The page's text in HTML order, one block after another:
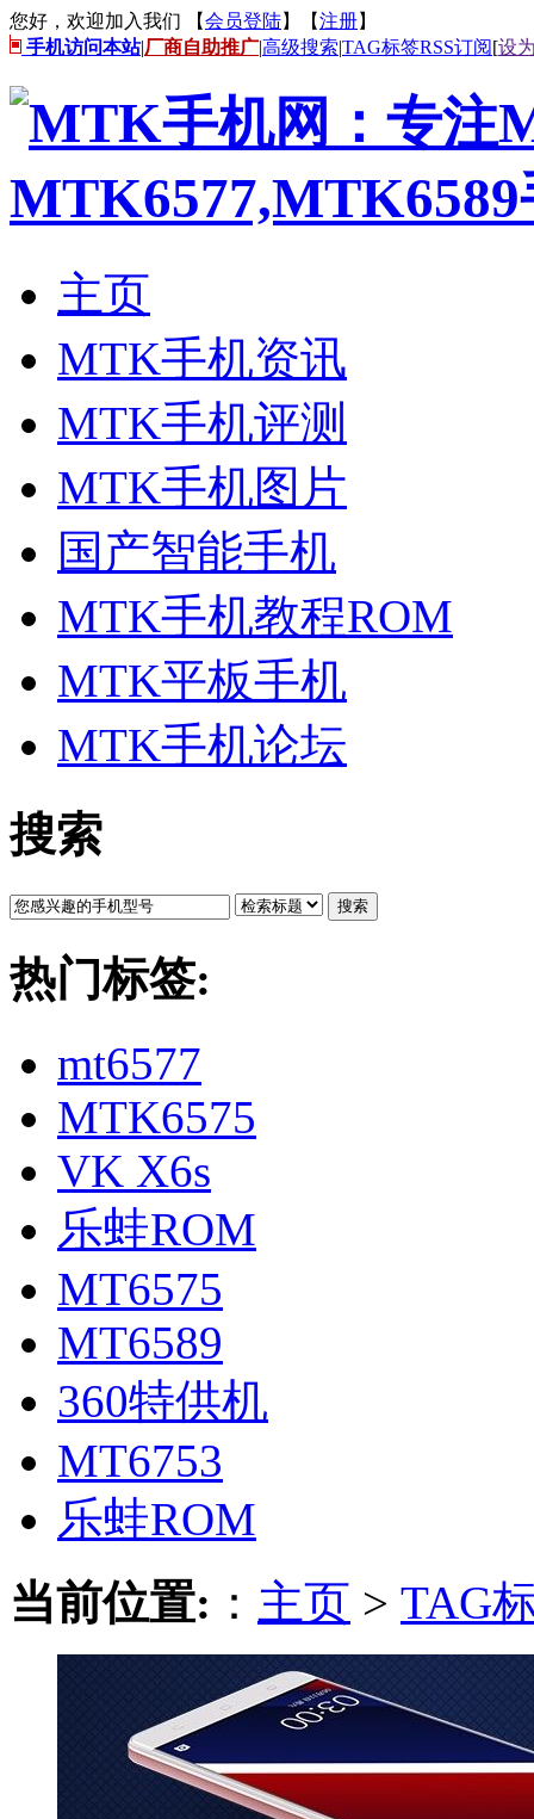
您好，欢迎加入我们 【会员登陆】【注册】
手机访问本站|厂商自助推广|高级搜索|TAG标签RSS订阅[设
主页
MTK手机资讯
MTK手机评测
MTK手机图片
国产智能手机
MTK手机教程ROM
MTK平板手机
MTK手机论坛
搜索
搜索
热门标签:
mt6577
MTK6575
VK X6s
乐蛙ROM
MT6575
MT6589
360特供机
MT6753
乐蛙ROM
当前位置: ： 主页 > TAG